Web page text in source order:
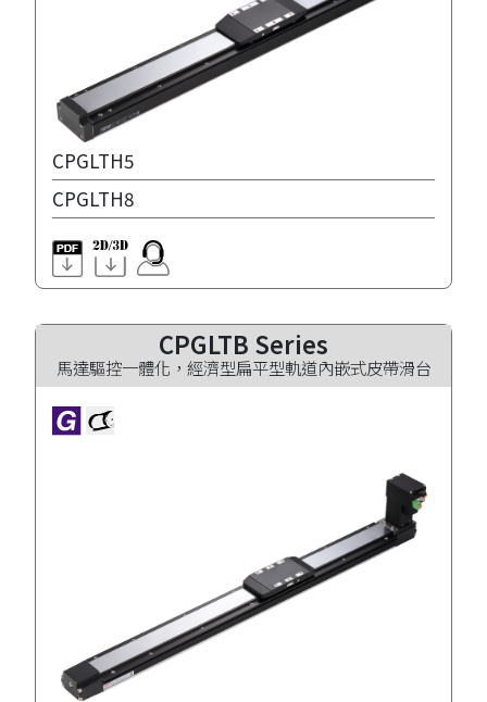
CPGLTH5
CPGLTH8
CPGLTB Series
馬達驅控一體化，經濟型扁平型軌道內嵌式皮帶滑台